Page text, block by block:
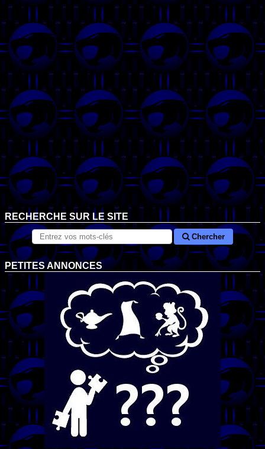
RECHERCHE SUR LE SITE
Chercher
PETITES ANNONCES